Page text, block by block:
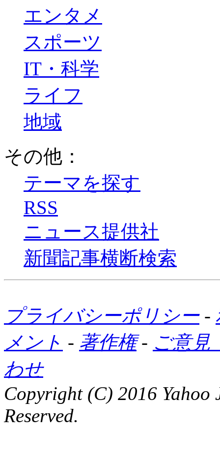
エンタメ
スポーツ
IT・科学
ライフ
地域
その他：
テーマを探す
RSS
ニュース提供社
新聞記事横断検索
プライバシーポリシー-
メント - 著作権- ご意見
わせ
Copyright (C) 2016
Reserved.